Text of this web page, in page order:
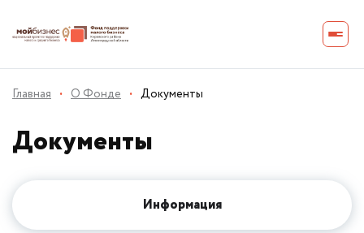
Главная · О Фонде · Документы
Документы
Информация